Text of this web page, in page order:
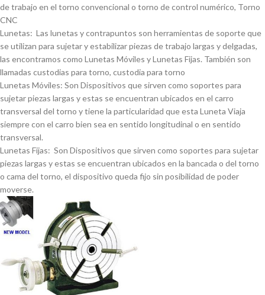
de trabajo en el torno convencional o torno de control numérico, Torno
CNC
Lunetas: Las lunetas y contrapuntos son herramientas de soporte que
se utilizan para sujetar y estabilizar piezas de trabajo largas y delgadas,
las encontramos como Lunetas Móviles y Lunetas Fijas. También son
llamadas custodias para torno, custodia para torno
Lunetas Móviles: Son Dispositivos que sirven como soportes para
sujetar piezas largas y estas se encuentran ubicados en el carro
transversal del torno y tiene la particularidad que esta Luneta Viaja
siempre con el carro bien sea en sentido longitudinal o en sentido
transversal.
Lunetas Fijas: Son Dispositivos que sirven como soportes para sujetar
piezas largas y estas se encuentran ubicados en la bancada o del torno
o cama del torno, el dispositivo queda fijo sin posibilidad de poder
moverse.